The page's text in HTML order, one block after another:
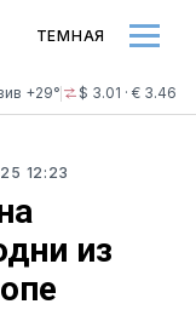
+29° $ 3.01 · € 3.46
ТЕМНАЯ
12:23
из